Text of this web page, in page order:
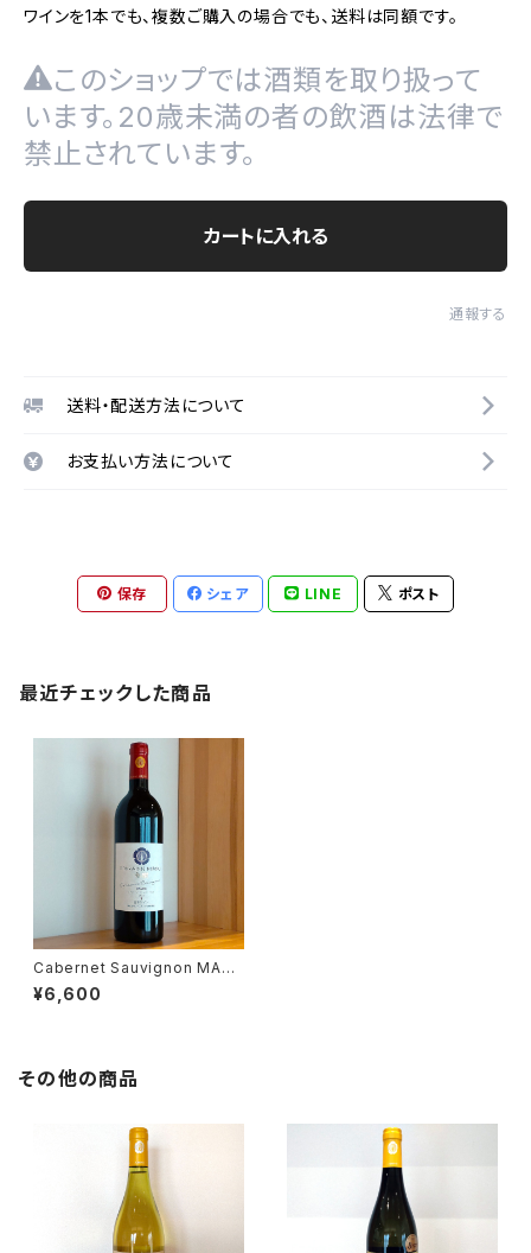
ワインを1本でも、複数ご購入の場合でも、送料は同額です。
このショップでは酒類を取り扱って
います。20歳未満の者の飲酒は法律で
禁止されています。
カートに入れる
通報する
送料・配送方法について
お支払い方法について
保存 シェア LINE ポスト
最近チェックした商品
Cabernet Sauvignon MARS
2021 （カベルネ・ソーヴィニヨン
マルス 2021）
¥6,600
その他の商品